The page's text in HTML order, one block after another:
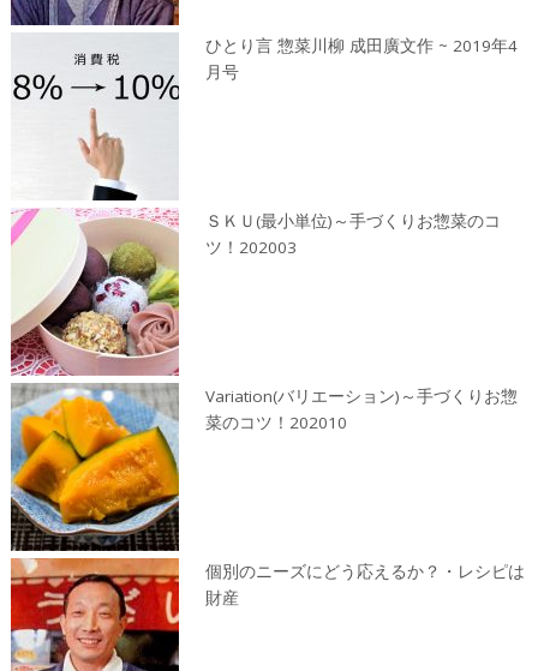
ひとり言 惣菜川柳 成田廣文作 ~ 2019年4
月号
ＳＫＵ(最小単位)～手づくりお惣菜のコ
ツ！202003
Variation(バリエーション)～手づくりお惣
菜のコツ！202010
個別のニーズにどう応えるか？・レシピは
財産